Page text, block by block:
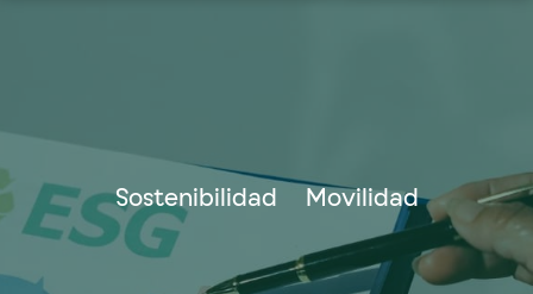
Solución y Servicios
Sostenibilidad Movilidad